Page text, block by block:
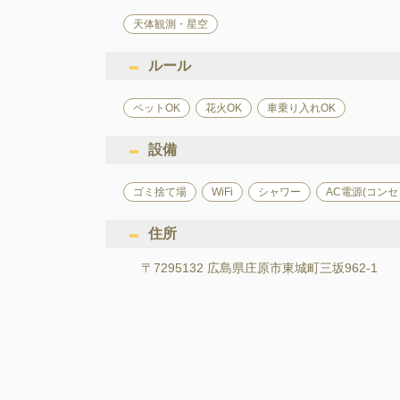
天体観測・星空
ルール
ペットOK 花火OK 車乗り入れOK
設備
ゴミ捨て場 WiFi シャワー AC電源(コン
住所
〒7295132 広島県庄原市東城町三坂962-1